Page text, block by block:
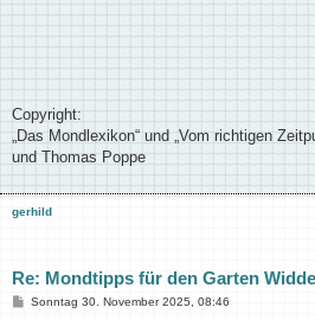
Copyright:
„Das Mondlexikon“ und „Vom richtigen
und Thomas Poppe
gerhild
Re: Mondtipps für den Garten
BSonntag 30. November 2025, 08:46